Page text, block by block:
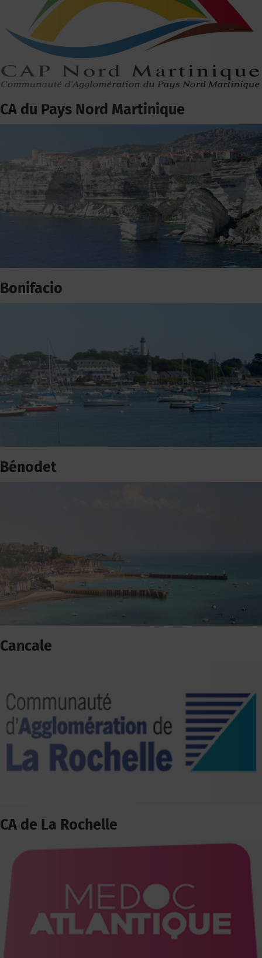
CA du Pays Nord Martinique
Bonifacio
Bénodet
Cancale
CA de La Rochelle